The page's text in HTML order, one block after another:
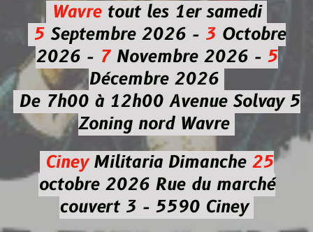
Wavretout les 1er samedi
5Septembre 2026 - 3Octobre
2026 -7Novembre 2026 - 5
Décembre 2026
De 7h00 à 12h00 Avenue Solvay 5
Zoning nord Wavre
CineyMilitaria Dimanche 25
octobre 2026Rue du marché
couvert 3 - 5590 Ciney